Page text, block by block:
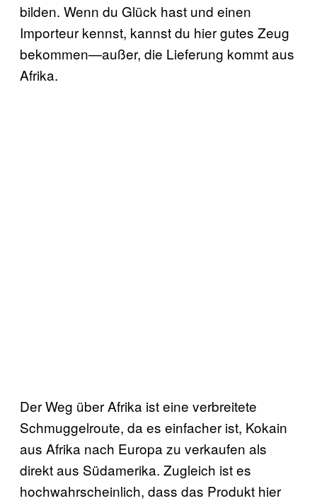
bilden. Wenn du Glück hast und einen
Importeur kennst, kannst du hier gutes Zeug
bekommen—außer, die Lieferung kommt aus
Afrika.
Der Weg über Afrika ist eine verbreitete
Schmuggelroute, da es einfacher ist, Kokain
aus Afrika nach Europa zu verkaufen als
direkt aus Südamerika. Zugleich ist es
hochwahrscheinlich, dass das Produkt hier